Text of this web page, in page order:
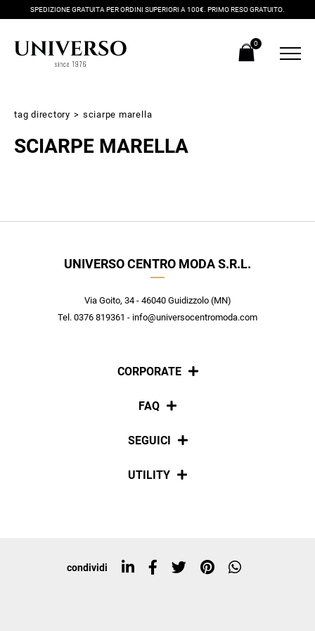
SPEDIZIONE GRATUITA PER ORDINI SUPERIORI A 100€. PRIMO RESO GRATUITO.
0
tag directory > sciarpe marella
SCIARPE MARELLA
UNIVERSO CENTRO MODA S.R.L.
Via Goito, 34 - 46040 Guidizzolo (MN)
Tel. 0376 819361 - info@universocentromoda.com
CORPORATE
Chi siamo
FAQ
Pagamenti
SEGUICI
Social
UTILITY
Top ricerche
condividi
Ricevi subito il tuo promocode con lo sconto del 20% su tutti i
nuovi arrivi utilizzabile anche in negozio!
scopri in anteprima le offerte in esclusiva a te riservate.